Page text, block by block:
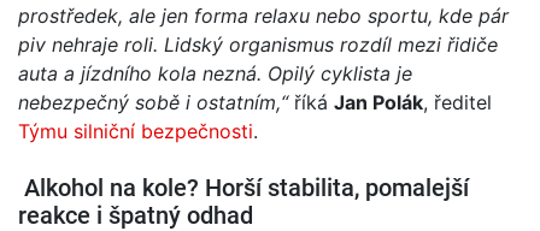
prostředek, ale jen forma relaxu nebo sportu, kde pár
piv nehraje roli. Lidský organismus rozdíl mezi řidiče
auta a jízdního kola nezná. Opilý cyklista je
nebezpečný sobě i ostatním,“říká Jan Polák, ředitel
Týmu silniční bezpečnosti.
Alkohol na kole? Horší stabilita, pomalejší
reakce i špatný odhad